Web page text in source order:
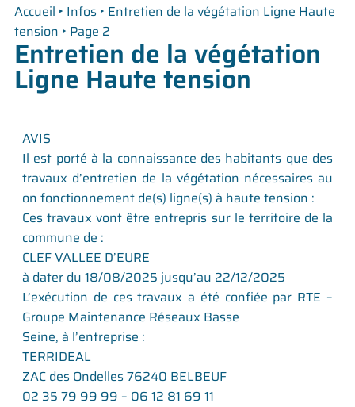
Accueil ‣ Infos ‣ Entretien de la végétation Ligne Haute
tension ‣ Page 2
Entretien de la végétation
Ligne Haute tension
AVIS
Il est porté à la connaissance des habitants que des
travaux d’entretien de la végétation nécessaires au
on fonctionnement de(s) ligne(s) à haute tension :
Ces travaux vont être entrepris sur le territoire de la
commune de :
CLEF VALLEE D’EURE
à dater du 18/08/2025 jusqu’au 22/12/2025
L’exécution de ces travaux a été confiée par RTE –
Groupe Maintenance Réseaux Basse
Seine, à l’entreprise :
TERRIDEAL
ZAC des Ondelles 76240 BELBEUF
02 35 79 99 99 – 06 12 81 69 11